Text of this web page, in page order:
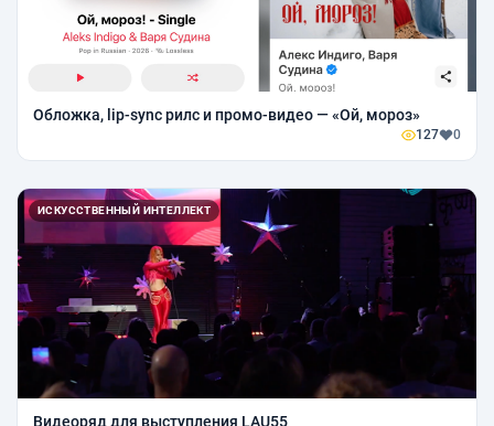
Обложка, lip-sync рилс и промо-видео — «Ой, мороз»
127 0
ИСКУССТВЕННЫЙ ИНТЕЛЛЕКТ
Видеоряд для выступления LAU55